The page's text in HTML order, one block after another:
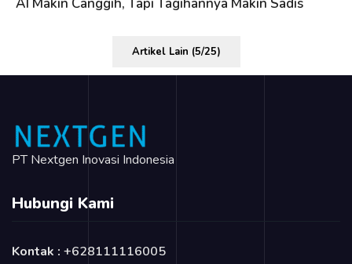
AI Makin Canggih, Tapi Tagihannya Makin Sadis
Artikel Lain (5/25)
PT Nextgen Inovasi Indonesia
Hubungi Kami
Kontak : +628111116005